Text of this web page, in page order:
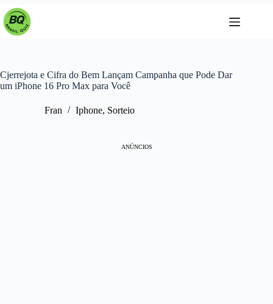
Pular
para
Cjerrejota e Cifra do Bem Lançam Campanha que Pode Dar
um iPhone 16 Pro Max para Você
Fran Iphone, Sorteio
ANÚNCIOS